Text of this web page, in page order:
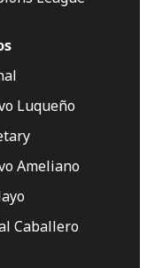
Luqueño
Ameliano
Caballero